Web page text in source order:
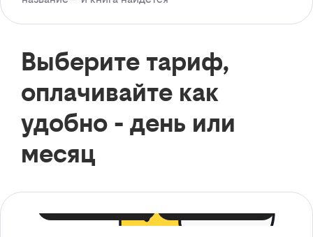
Выберите тариф,
оплачивайте как
удобно - день или
месяц